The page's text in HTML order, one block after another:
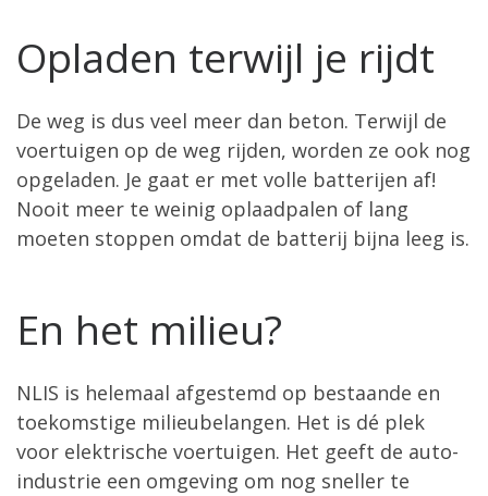
Opladen terwijl je rijdt
De weg is dus veel meer dan beton. Terwijl de
voertuigen op de weg rijden, worden ze ook nog
opgeladen. Je gaat er met volle batterijen af!
Nooit meer te weinig oplaadpalen of lang
moeten stoppen omdat de batterij bijna leeg is.
En het milieu?
NLIS is helemaal afgestemd op bestaande en
toekomstige milieubelangen. Het is dé plek
voor elektrische voertuigen. Het geeft de auto-
industrie een omgeving om nog sneller te